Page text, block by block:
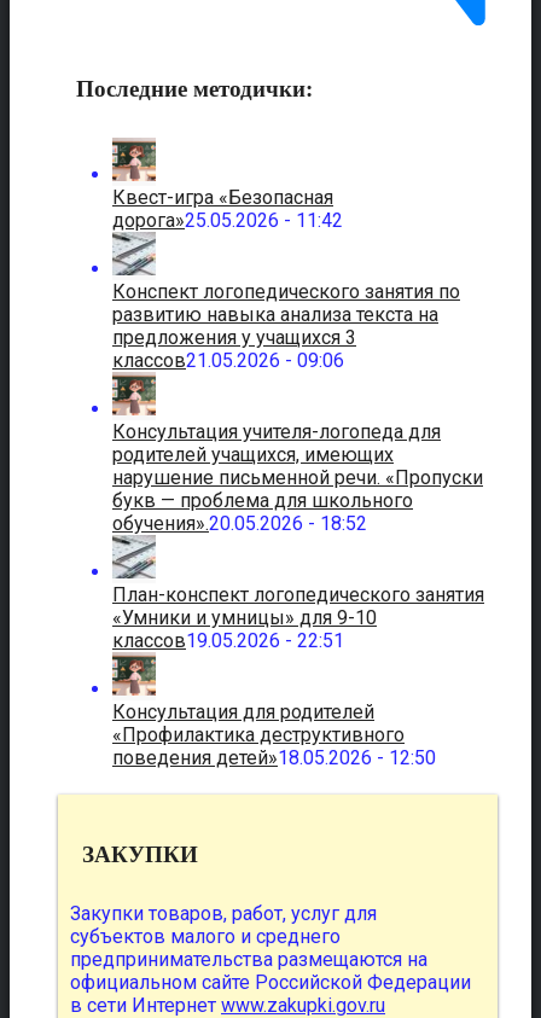
Последние методички:
Квест-игра «Безопасная
дорога»25.05.2026 - 11:42
Конспект логопедического занятия по
развитию навыка анализа текста на
предложения у учащихся 3
классов21.05.2026 - 09:06
Консультация учителя-логопеда для
родителей учащихся, имеющих
нарушение письменной речи. «Пропуски
букв — проблема для школьного
обучения».20.05.2026 - 18:52
План-конспект логопедического занятия
«Умники и умницы» для 9-10
классов19.05.2026 - 22:51
Консультация для родителей
«Профилактика деструктивного
поведения детей»18.05.2026 - 12:50
ЗАКУПКИ
Закупки товаров, работ, услуг для
субъектов малого и среднего
предпринимательства размещаются на
официальном сайте Российской Федерации
в сети Интернет www.zakupki.gov.ru